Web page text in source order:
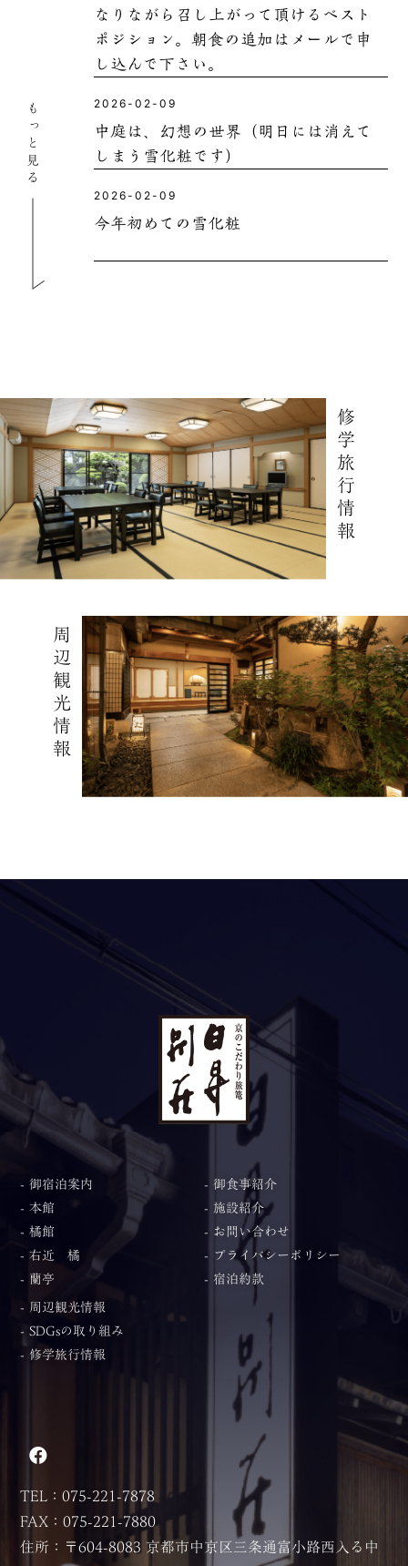
もっと見る
なりながら召し上がって頂けるベスト
ポジション。朝食の追加はメールで申
し込んで下さい。
2026-02-09
中庭は、幻想の世界（明日には消えて
しまう雪化粧です）
2026-02-09
今年初めての雪化粧
修学旅行情報
周辺観光情報
- 御宿泊案内
- 本館
- 橘館
- 右近 橘
- 蘭亭
- 御食事紹介
- 施設紹介
- お問い合わせ
- プライバシーポリシー
- 宿泊約款
- 周辺観光情報
- SDGsの取り組み
- 修学旅行情報
TEL：075-221-7878
FAX：075-221-7880
住所：〒604-8083 京都市中京区三条通富小路西入る中